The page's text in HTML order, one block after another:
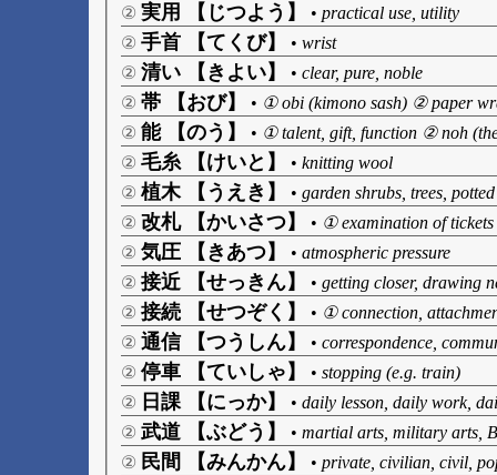
② 実用 【じつよう】 • practical use, utility
② 手首 【てくび】 • wrist
② 清い 【きよい】 • clear, pure, noble
② 帯 【おび】 • ① obi (kimono sash) ② paper
② 能 【のう】 • ① talent, gift, function ② noh
② 毛糸 【けいと】 • knitting wool
② 植木 【うえき】 • garden shrubs, trees,
② 改札 【かいさつ】 • ① examination of
② 気圧 【きあつ】 • atmospheric pressure
② 接近 【せっきん】 • getting closer, drawing
② 接続 【せつぞく】 • ① connection,
② 通信 【つうしん】 • correspondence,
② 停車 【ていしゃ】 • stopping (e.g. train)
② 日課 【にっか】 • daily lesson, daily work,
② 武道 【ぶどう】 • martial arts, military arts,
② 民間 【みんかん】 • private, civilian, civil,